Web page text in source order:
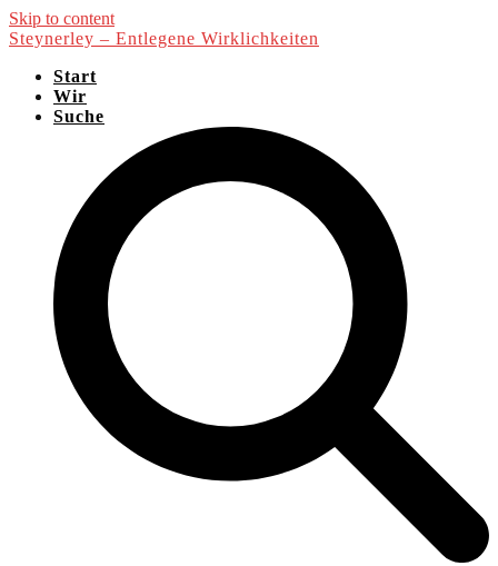
Skip to content
Steynerley – Entlegene Wirklichkeiten
Start
Wir
Suche